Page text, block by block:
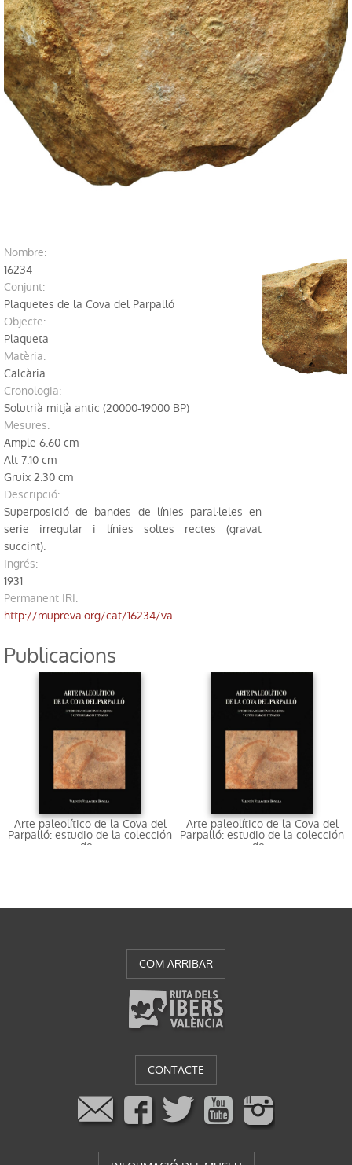
Món romà i visigots
Història dels diners
Educació
Perfils de públic
Explora fora del Museu
Sèrie Trabajos Varios
Revista APL
Labor del SIP
Catàlegs
Altres publicacions
Educació
Biblioteca
Excavacions
Jaciments
nombre:
16234
conjunt:
Plaquetes de la Cova del Parpalló
Objecte:
Plaqueta
Matèria:
Calcària
cronologia:
Solutrià mitjà antic (20000-19000 BP)
mesures:
Ample 6.60 cm
Alt 7.10 cm
Gruix 2.30 cm
descripció:
Superposició de bandes de línies paral·leles en
serie irregular i línies soltes rectes (gravat
succint).
ingrés:
1931
Permanent IRI:
http://mupreva.org/cat/16234/va
Publicacions
Arte paleolítico de la Cova del
Parpalló: estudio de la colección
de...
Arte paleolítico de la Cova del
Parpalló: estudio de la colección
de...
COM ARRIBAR
CONTACTE